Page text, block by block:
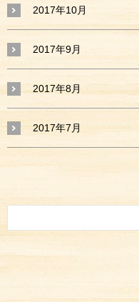
2017年10月
2017年9月
2017年8月
2017年7月